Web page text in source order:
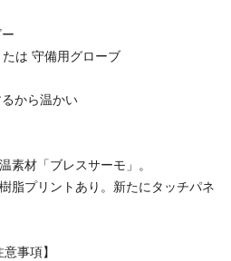
は 守備用グローブ
から温かい
素材「ブレスサーモ」。
脂プリントあり。新たにタッチパネ
事項】